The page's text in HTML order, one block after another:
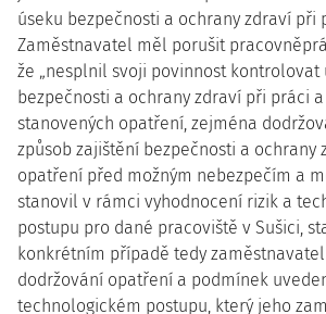
úseku bezpečnosti a ochrany zdraví při
Zaměstnavatel měl porušit
že „nesplnil svoji povinnost kontrolovat
bezpečnosti a ochrany zdraví při práci
stanovených opatření, zejména
způsob zajištění bezpečnosti a ochrany
opatření před možným nebezpečím a
stanovil v rámci vyhodnocení rizik a
postupu pro dané pracoviště v Sušici,
konkrétním případě tedy
dodržování opatření a podmínek
technologickém postupu, který jeho